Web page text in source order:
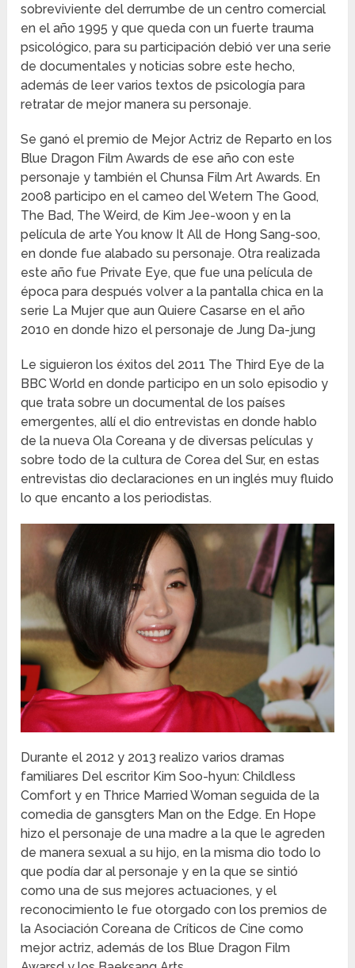
sobreviviente del derrumbe de un centro comercial
en el año 1995 y que queda con un fuerte trauma
psicológico, para su participación debió ver una serie
de documentales y noticias sobre este hecho,
además de leer varios textos de psicología para
retratar de mejor manera su personaje.
Se ganó el premio de Mejor Actriz de Reparto en los
Blue Dragon Film Awards de ese año con este
personaje y también el Chunsa Film Art Awards. En
2008 participo en el cameo del Wetern The Good,
The Bad, The Weird, de Kim Jee-woon y en la
película de arte You know It All de Hong Sang-soo,
en donde fue alabado su personaje. Otra realizada
este año fue Private Eye, que fue una película de
época para después volver a la pantalla chica en la
serie La Mujer que aun Quiere Casarse en el año
2010 en donde hizo el personaje de Jung Da-jung
Le siguieron los éxitos del 2011 The Third Eye de la
BBC World en donde participo en un solo episodio y
que trata sobre un documental de los países
emergentes, allí el dio entrevistas en donde hablo
de la nueva Ola Coreana y de diversas películas y
sobre todo de la cultura de Corea del Sur, en estas
entrevistas dio declaraciones en un inglés muy fluido
lo que encanto a los periodistas.
Durante el 2012 y 2013 realizo varios dramas
familiares Del escritor Kim Soo-hyun: Childless
Comfort y en Thrice Married Woman seguida de la
comedia de gansgters Man on the Edge. En Hope
hizo el personaje de una madre a la que le agreden
de manera sexual a su hijo, en la misma dio todo lo
que podía dar al personaje y en la que se sintió
como una de sus mejores actuaciones, y el
reconocimiento le fue otorgado con los premios de
la Asociación Coreana de Críticos de Cine como
mejor actriz, además de los Blue Dragon Film